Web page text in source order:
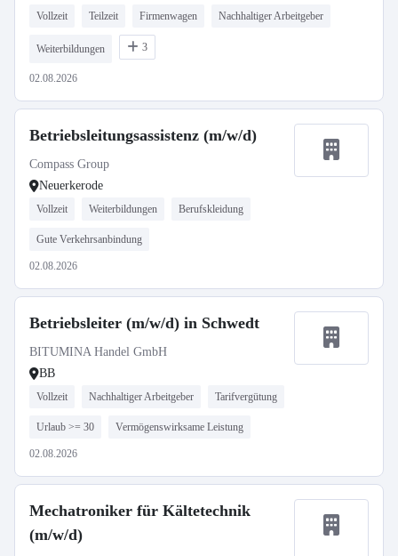
Vollzeit Teilzeit Firmenwagen Nachhaltiger Arbeitgeber
Weiterbildungen 3
02.08.2026
Betriebsleitungsassistenz (m/w/d)
Compass Group
Neuerkerode
Vollzeit Weiterbildungen Berufskleidung
Gute Verkehrsanbindung
02.08.2026
Betriebsleiter (m/w/d) in Schwedt
BITUMINA Handel GmbH
BB
Vollzeit Nachhaltiger Arbeitgeber Tarifvergütung
Urlaub >= 30 Vermögenswirksame Leistung
02.08.2026
Mechatroniker für Kältetechnik
(m/w/d)